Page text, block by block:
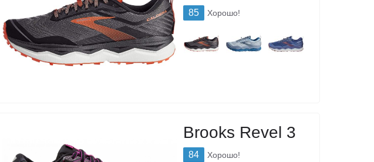
85 Хорошо!
Brooks Revel 3
84 Хорошо!